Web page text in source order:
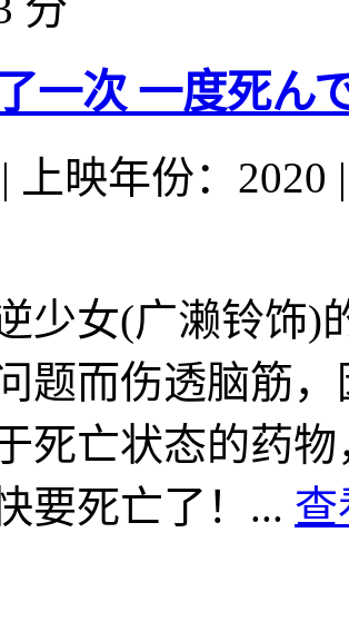
一次 一度死ん
| 上映年份：2020 |
少女(广濑铃饰)
题而伤透脑筋
死亡状态的药
要死亡了！... 查